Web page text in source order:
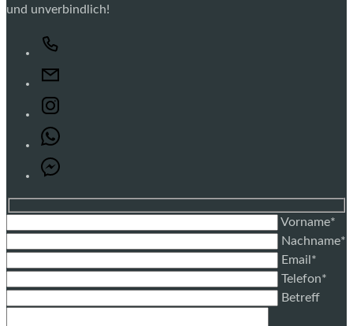
und unverbindlich!
Vorname*
Nachname*
Email*
Telefon*
Betreff